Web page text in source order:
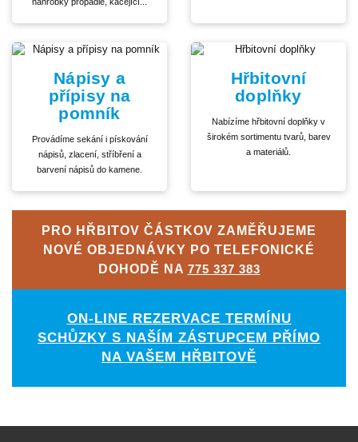
Nápisy a
přípisy na
pomník
Provádíme sekání i pískování
nápisů, zlacení, stříbření a
barvení nápisů do kamene.
Hřbitovní
doplňky
Nabízíme hřbitovní doplňky v
širokém sortimentu tvarů, barev
a materiálů.
PRO HŘBITOV ČÁSTKOV ZAMĚŘUJEME
NOVÉ OBJEDNÁVKY PO TELEFONICKÉ
DOHODĚ NA 775 337 383
ON-LINE REZERVACE TERMÍNU
SCHŮZKY S NAŠÍM ZÁSTUPCEM PŘÍMO
NA VAŠEM HŘBITOVĚ